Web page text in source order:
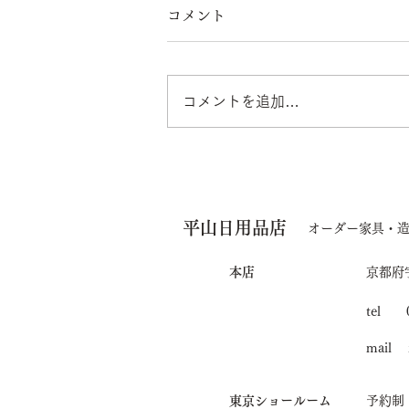
コメント
コメントを追加…
平山日用品店
本店
オーダー家具・
京都府
tel
mail
東京ショールーム 予約制